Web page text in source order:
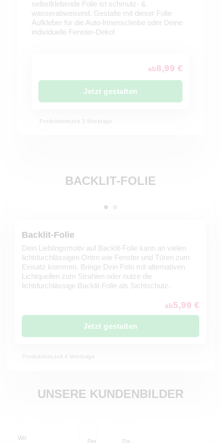
selbstklebende Folie ist schmutz- &
wasserabweisend. Gestalte mit dieser Folie
Aufkleber für die Auto-Innenscheibe oder Deine
individuelle Fenster-Deko!
ab8,99 €
Jetzt gestalten
Produktionszeit 3 Werktage
BACKLIT-FOLIE
Backlit-Folie
Dein Lieblingsmotiv auf Backlit-Folie kann an vielen
lichtdurchlässigen Orten wie Fenster und Türen zum
Einsatz kommen. Bringe Dein Foto mit alternativen
Lichtquellen zum Strahlen oder nutze die
lichtdurchlässige Backlit-Folie als Sichtschutz.
ab5,99 €
Jetzt gestalten
Produktionszeit 4 Werktage
UNSERE KUNDENBILDER
Wir haben die alte
Perfekt! Die KlebefolieDa 10 cm hinter dem